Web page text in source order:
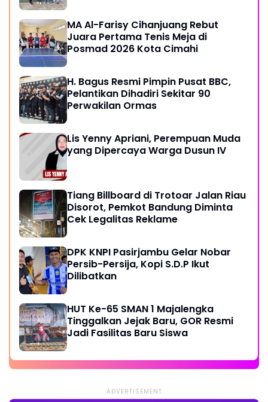
MA Al-Farisy Cihanjuang Rebut
Juara Pertama Tenis Meja di
Posmad 2026 Kota Cimahi
H. Bagus Resmi Pimpin Pusat BBC,
Pelantikan Dihadiri Sekitar 90
Perwakilan Ormas
Lis Yenny Apriani, Perempuan Muda
yang Dipercaya Warga Dusun IV
Tiang Billboard di Trotoar Jalan Riau
Disorot, Pemkot Bandung Diminta
Cek Legalitas Reklame
DPK KNPI Pasirjambu Gelar Nobar
Persib-Persija, Kopi S.D.P Ikut
Dilibatkan
HUT Ke-65 SMAN 1 Majalengka
Tinggalkan Jejak Baru, GOR Resmi
Jadi Fasilitas Baru Siswa
ADVERTISEMENT